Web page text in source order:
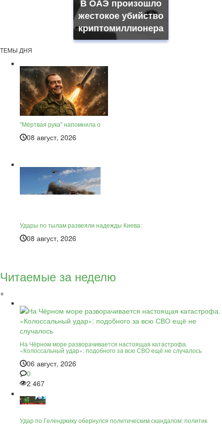
В ОАЭ произошло
жестокое убийство
криптомиллионера
ТЕМЫ ДНЯ
"Мёртвая рука" напомнила о
08 август, 2026
Удары по тылам развеяли надежды Киева:
08 август, 2026
Читаемые за неделю
+
На Чёрном море разворачивается настоящая катастрофа.
«Колоссальный удар»: подобного за всю СВО ещё не случалось
06 август, 2026
0
2 467
Удар по Геленджику обернулся политическим скандалом: политик